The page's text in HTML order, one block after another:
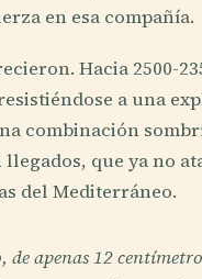
en esa compañía.
Hacia 2500-
a una
combinación
que ya no
del Mediterráneo.
apenas 12